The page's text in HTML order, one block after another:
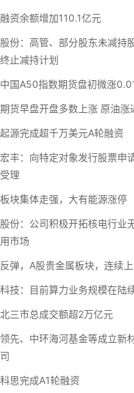
资余额增加110.1亿元
份：高管、部分股东未减持
止减持计划
国A50指数期货盘初微涨
货早盘开盘多数上涨 原油涨
源完成超千万美元A轮融资
丰：向特定对象发行股票申
理
块集体走强，大有能源涨停
份：公司积极开拓核电行业
市场
弹，A股贵金属板块，连续上
技：目前算力业务规模在陆
三市总成交额超2万亿元
先、中环海河基金等成立新
思完成A1轮融资